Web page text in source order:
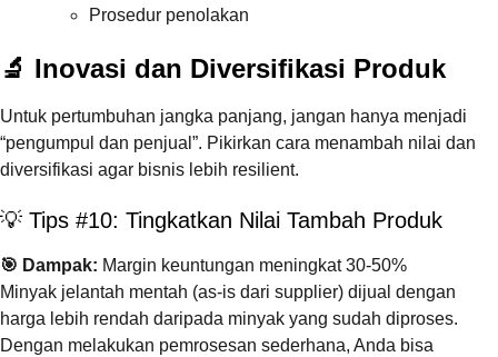
Prosedur penolakan
🔬 Inovasi dan Diversifikasi Produk
Untuk pertumbuhan jangka panjang, jangan hanya menjadi
“pengumpul dan penjual”. Pikirkan cara menambah nilai dan
diversifikasi agar bisnis lebih resilient.
💡 Tips #10: Tingkatkan Nilai Tambah Produk
🎯 Dampak: Margin keuntungan meningkat 30-50%
Minyak jelantah mentah (as-is dari supplier) dijual dengan
harga lebih rendah daripada minyak yang sudah diproses.
Dengan melakukan pemrosesan sederhana, Anda bisa